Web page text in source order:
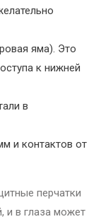
яма). Это
к нижней
в
и контактов от
перчатки
и в глаза может